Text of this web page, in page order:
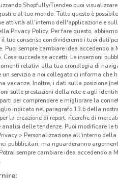
Shopfully/Tiendeo puoi
e al tuo mondo. Tutto questo è
attività all'interno dell'applicazione e
Privacy Policy. Per fare questo,
tuo consenso condivideremo i tuoi dati
Puoi sempre cambiare idea accedendo a
succede se accetti: Le inserzioni
relativi alla tua cronologia di
servizio a noi collegato ci informa che
vacanze. Inoltre, i dati sulla posizione
sulle prestazioni della rete e agli
per comprendere e migliorare la
indicato nel paragrafo 13.b della
la creazione di report, ricerche di
delle tendenze. Puoi modificare le
> Personalizzazione all'interno della
pubblicitari, ma riguarderanno
sempre cambiare idea accedendo a